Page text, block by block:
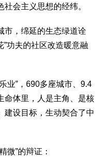
会主义思想的经纬。
，绵延的生态绿道诠
”功夫的社区改造暖意融
”，690多座城市、9.4
命体里，人是主角、是核
建设目标，生动契合了中
”的辩证：